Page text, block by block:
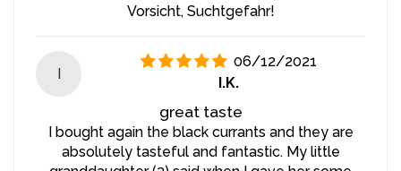
zudem eine großartige Ergänzung zu Backwaren wie
von Salaten oder sogar als geschmacklicher Akzent auf
Käseplatten und in Cocktails. Feinschmecker werden
verschiedenen Geschmackskombinationen zu
experimentieren.
Vorsicht, Suchtgefahr!
I
06/12/2021
I.K.
great taste
I bought again the black currants and they are
absolutely tasteful and fantastic. My little